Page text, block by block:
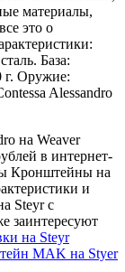
материалы,
это о
База:
г. Оружие:
Alessandro
на Weaver
в интернет-
Кронштейны на
и
Steyr с
заинтересуют
на Steyr
MAK на Styer